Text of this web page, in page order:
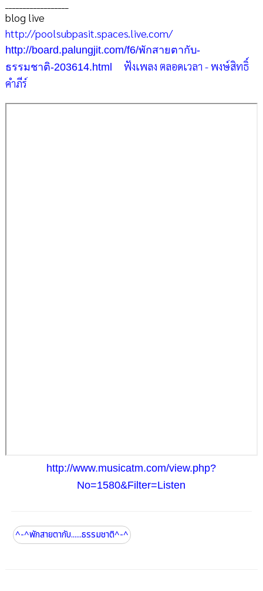
blog live
http://poolsubpasit.spaces.live.com/
http://board.palungjit.com/f6/พักสายตากับ-
ธรรมชาติ-203614.html
ฟังเพลง ตลอดเวลา - พงษ์สิทธิ์
คำภีร์
http://www.musicatm.com/view.php?
No=1580&Filter=Listen
^-^พักสายตากับ......ธรรมชาติ^-^